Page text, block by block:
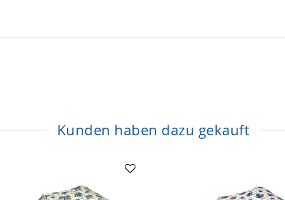
Kunden haben dazu gekauft